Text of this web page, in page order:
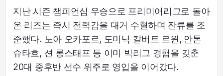
지난 시즌 챔피언십 우승으로 프리미어리그로 돌아
온 리즈는 즉시 전력감을 대거 수혈하며 잔류를 조
준했다. 노아 오카포르, 도미닉 칼버트 르윈, 안톤
슈타흐, 션 롱스태프 등 이미 빅리그 경험을 갖춘
20대 중후반 선수 위주로 영입을 이어갔다.